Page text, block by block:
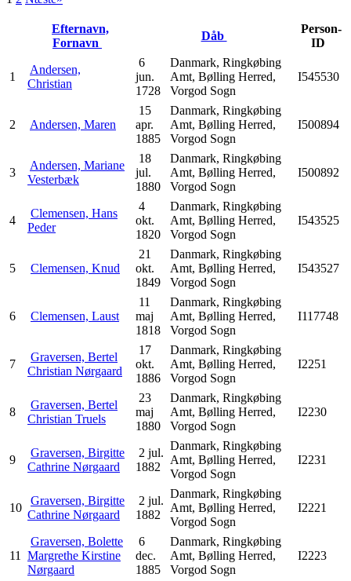
Efternavn,
Fornavn
Dåb
Person-
ID
1
Andersen,
Christian
6
jun.
1728
Danmark, Ringkøbing
Amt, Bølling Herred,
Vorgod Sogn
I545530
2 Andersen, Maren
15
apr.
1885
Danmark, Ringkøbing
Amt, Bølling Herred,
Vorgod Sogn
I500894
3
Andersen, Mariane
Vesterbæk
18
jul.
1880
Danmark, Ringkøbing
Amt, Bølling Herred,
Vorgod Sogn
I500892
4
Clemensen, Hans
Peder
4
okt.
1820
Danmark, Ringkøbing
Amt, Bølling Herred,
Vorgod Sogn
I543525
5 Clemensen, Knud
21
okt.
1849
Danmark, Ringkøbing
Amt, Bølling Herred,
Vorgod Sogn
I543527
6 Clemensen, Laust
11
maj
1818
Danmark, Ringkøbing
Amt, Bølling Herred,
Vorgod Sogn
I117748
7
Graversen, Bertel
Christian Nørgaard
17
okt.
1886
Danmark, Ringkøbing
Amt, Bølling Herred,
Vorgod Sogn
I2251
8
Graversen, Bertel
Christian Truels
23
maj
1880
Danmark, Ringkøbing
Amt, Bølling Herred,
Vorgod Sogn
I2230
9
Graversen, Birgitte
Cathrine Nørgaard
2 jul.
1882
Danmark, Ringkøbing
Amt, Bølling Herred,
Vorgod Sogn
I2231
10
Graversen, Birgitte
Cathrine Nørgaard
2 jul.
1882
Danmark, Ringkøbing
Amt, Bølling Herred,
Vorgod Sogn
I2221
11
Graversen, Bolette
Margrethe Kirstine
Nørgaard
6
dec.
1885
Danmark, Ringkøbing
Amt, Bølling Herred,
Vorgod Sogn
I2223